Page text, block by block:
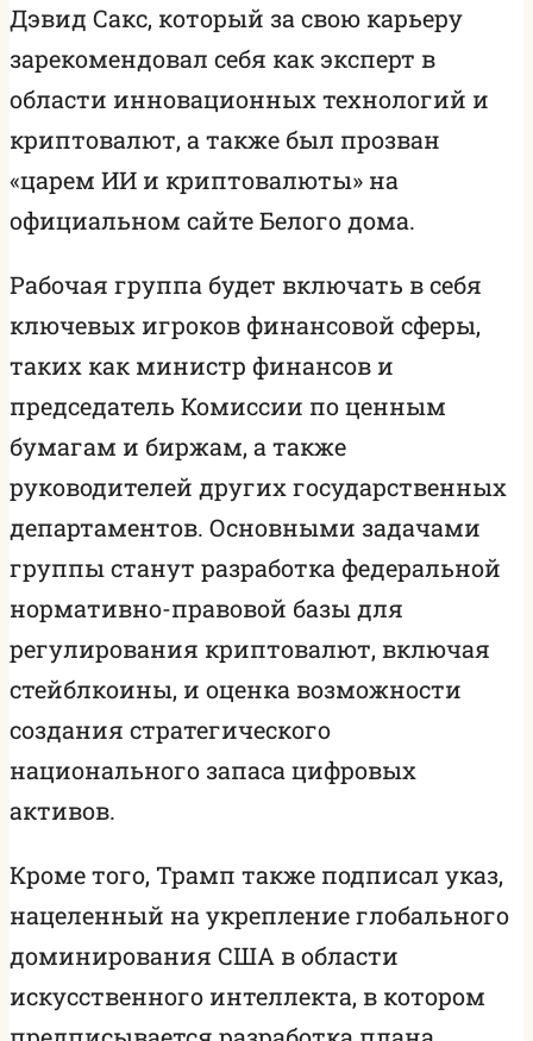
Дэвид Сакс, который за свою карьеру
зарекомендовал себя как эксперт в
области инновационных технологий и
криптовалют, а также был прозван
«царем ИИ и криптовалюты» на
официальном сайте Белого дома.
Рабочая группа будет включать в себя
ключевых игроков финансовой сферы,
таких как министр финансов и
председатель Комиссии по ценным
бумагам и биржам, а также
руководителей других государственных
департаментов. Основными задачами
группы станут разработка федеральной
нормативно-правовой базы для
регулирования криптовалют, включая
стейблкоины, и оценка возможности
создания стратегического
национального запаса цифровых
активов.
Кроме того, Трамп также подписал указ,
нацеленный на укрепление глобального
доминирования США в области
искусственного интеллекта, в котором